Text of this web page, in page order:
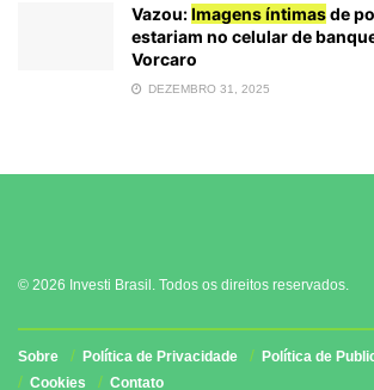
Vazou:Imagens íntimasde
estariam no celular de
Vorcaro
DEZEMBRO 31, 2025
© 2026 Investi Brasil. Todos os direitos reservados.
Sobre Política de Privacidade
Política de
Cookies
Contato